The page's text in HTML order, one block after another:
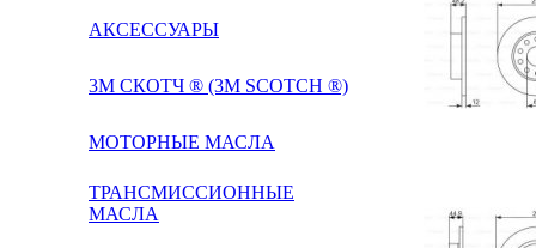
АКСЕССУАРЫ
3М СКОТЧ ® (3M SCOTCH ®)
МОТОРНЫЕ МАСЛА
ТРАНСМИССИОННЫЕ
МАСЛА